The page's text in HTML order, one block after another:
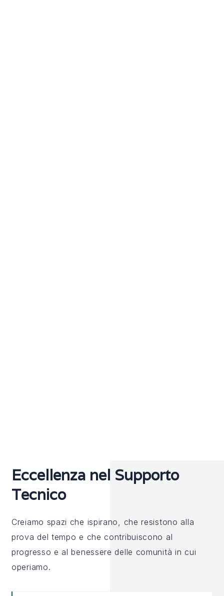
Eccellenza nel Supporto
Tecnico
Creiamo spazi che ispirano, che resistono alla
prova del tempo e che contribuiscono al
progresso e al benessere delle comunità in cui
operiamo.